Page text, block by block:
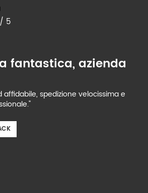
5
fantastica, azienda
affidabile, spedizione velocissima e